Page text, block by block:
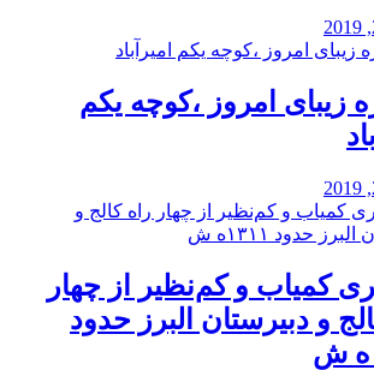
زیبای امروز ،کوچه یکم
کمیاب و کم‌نظیر از چهار
و دبيرستان البرز حدود